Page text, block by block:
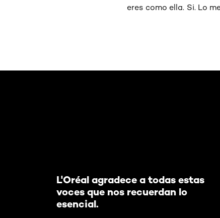
eres como ella. Si. Lo
L'Oréal agradece a todas estas
voces que nos recuerdan lo
esencial.